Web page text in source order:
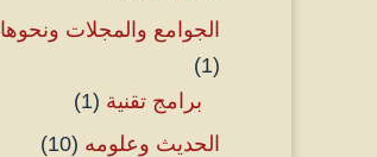
الجوامع والمجلات ونحوها
(1)
برامج تقنية (1)
الحديث وعلومه (10)